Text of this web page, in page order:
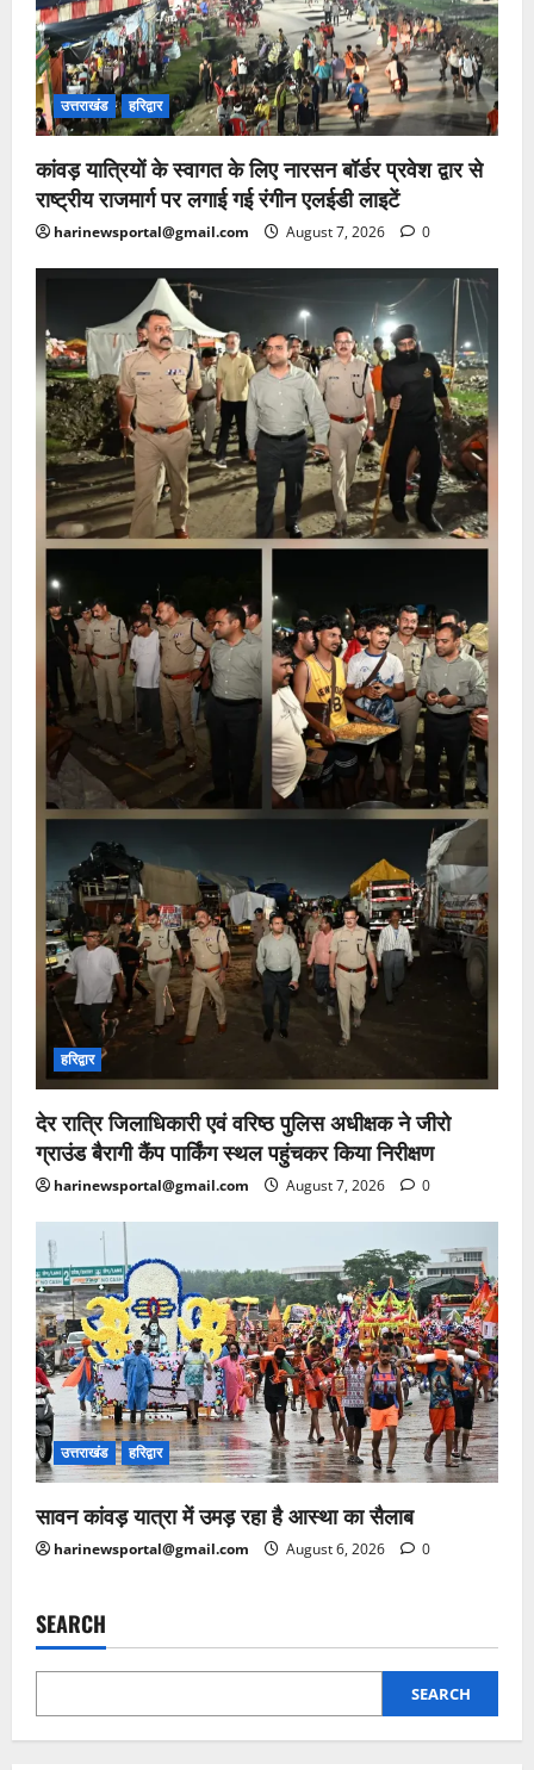
उत्तराखंड हरिद्वार
कांवड़ यात्रियों के स्वागत के लिए नारसन बॉर्डर प्रवेश द्वार से
राष्ट्रीय राजमार्ग पर लगाई गई रंगीन एलईडी लाइटें
harinewsportal@gmail.com August 7, 2026 0
हरिद्वार
देर रात्रि जिलाधिकारी एवं वरिष्ठ पुलिस अधीक्षक ने जीरो
ग्राउंड बैरागी कैंप पार्किंग स्थल पहुंचकर किया निरीक्षण
harinewsportal@gmail.com August 7, 2026 0
उत्तराखंड हरिद्वार
सावन कांवड़ यात्रा में उमड़ रहा है आस्था का सैलाब
harinewsportal@gmail.com August 6, 2026 0
SEARCH
SEARCH